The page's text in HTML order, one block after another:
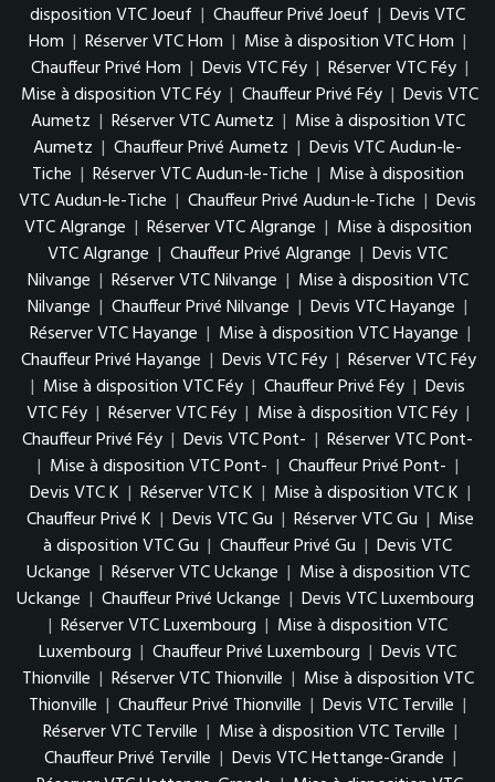
disposition VTC Joeuf | Chauffeur Privé Joeuf | Devis VTC
Hom | Réserver VTC Hom | Mise à disposition VTC Hom |
Chauffeur Privé Hom | Devis VTC Féy | Réserver VTC Féy |
Mise à disposition VTC Féy | Chauffeur Privé Féy | Devis VTC
Aumetz | Réserver VTC Aumetz | Mise à disposition VTC
Aumetz | Chauffeur Privé Aumetz | Devis VTC Audun-le-
Tiche | Réserver VTC Audun-le-Tiche | Mise à disposition
VTC Audun-le-Tiche | Chauffeur Privé Audun-le-Tiche | Devis
VTC Algrange | Réserver VTC Algrange | Mise à disposition
VTC Algrange | Chauffeur Privé Algrange | Devis VTC
Nilvange | Réserver VTC Nilvange | Mise à disposition VTC
Nilvange | Chauffeur Privé Nilvange | Devis VTC Hayange |
Réserver VTC Hayange | Mise à disposition VTC Hayange |
Chauffeur Privé Hayange | Devis VTC Féy | Réserver VTC Féy
| Mise à disposition VTC Féy | Chauffeur Privé Féy | Devis
VTC Féy | Réserver VTC Féy | Mise à disposition VTC Féy |
Chauffeur Privé Féy | Devis VTC Pont- | Réserver VTC Pont-
| Mise à disposition VTC Pont- | Chauffeur Privé Pont- |
Devis VTC K | Réserver VTC K | Mise à disposition VTC K |
Chauffeur Privé K | Devis VTC Gu | Réserver VTC Gu | Mise
à disposition VTC Gu | Chauffeur Privé Gu | Devis VTC
Uckange | Réserver VTC Uckange | Mise à disposition VTC
Uckange | Chauffeur Privé Uckange | Devis VTC Luxembourg
| Réserver VTC Luxembourg | Mise à disposition VTC
Luxembourg | Chauffeur Privé Luxembourg | Devis VTC
Thionville | Réserver VTC Thionville | Mise à disposition VTC
Thionville | Chauffeur Privé Thionville | Devis VTC Terville |
Réserver VTC Terville | Mise à disposition VTC Terville |
Chauffeur Privé Terville | Devis VTC Hettange-Grande |